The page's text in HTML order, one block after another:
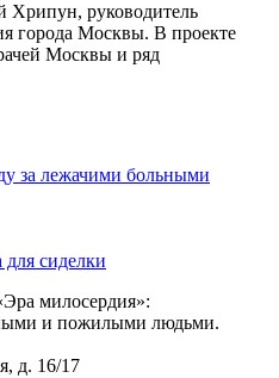
Хрипун, руководитель
города Москвы. В проекте
Москвы и ряд
за лежачими больными
сиделки
милосердия»:
и пожилыми людьми.
д. 16/17